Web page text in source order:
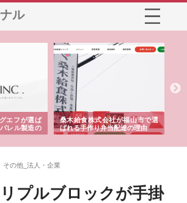
ル
エフが選ば
レル製造の
桑木給食株式会社が福山市で選
ばれる手作り弁当配達の理由
その他_法人・企業
プルブロックが手掛